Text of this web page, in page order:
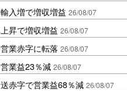
入増で増収増益 26/08/07
昇で増収増益 26/08/07
業赤字に転落 26/08/07
業益23％減 26/08/07
赤字で営業益68％減 26/08/07